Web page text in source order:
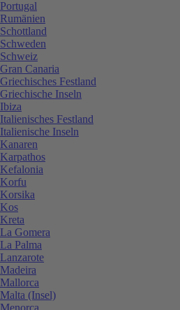
Portugal
Rumänien
Schottland
Schweden
Schweiz
Gran Canaria
Griechisches Festland
Griechische Inseln
Ibiza
Italienisches Festland
Italienische Inseln
Kanaren
Karpathos
Kefalonia
Korfu
Korsika
Kos
Kreta
La Gomera
La Palma
Lanzarote
Madeira
Mallorca
Malta (Insel)
Menorca